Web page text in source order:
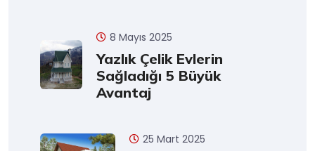
8 Mayıs 2025
Yazlık Çelik Evlerin
Sağladığı 5 Büyük
Avantaj
25 Mart 2025